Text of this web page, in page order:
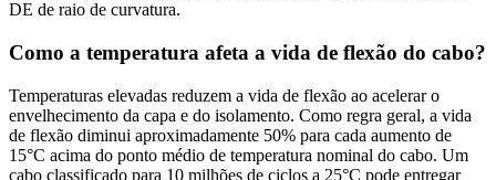
DE de raio de curvatura.
Como a temperatura afeta a vida de flexão do cabo?
Temperaturas elevadas reduzem a vida de flexão ao acelerar o
envelhecimento da capa e do isolamento. Como regra geral, a vida
de flexão diminui aproximadamente 50% para cada aumento de
15°C acima do ponto médio de temperatura nominal do cabo. Um
cabo classificado para 10 milhões de ciclos a 25°C pode entregar